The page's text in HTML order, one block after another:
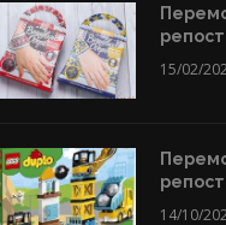
15/02/
14/10/